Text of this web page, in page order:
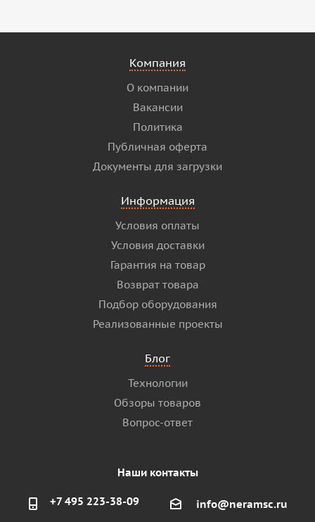
Компания
О компании
Вакансии
Политика
Публичная оферта
Документы для загрузки
Информация
Условия оплаты
Условия доставки
Гарантия на товар
Возврат товара
Подбор оборудования
Реализованные проекты
Блог
Технологии
Обзоры товаров
Вопрос-ответ
Наши контакты
+7 495 223-38-09 info@neramsc.ru